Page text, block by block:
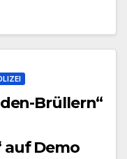
Brüllern“
auf Demo